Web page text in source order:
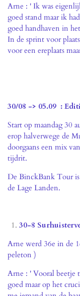
Arne : ' Ik was
goed stand maar ik
goed handhaven in
In de sprint voor
voor een ereplaats
30/08 -> 05.09 :
Start op maandag 30
erop halverwege de
doorgaans een mix
tijdrit.
De BinckBank Tour
de Lage Landen.
30-8
Arne werd 36e in de
peleton )
Arne : ' Vooral beetje
goed maar op het